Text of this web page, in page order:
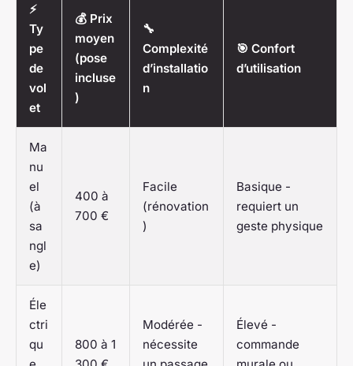
⚡
Ty
pe
de
vol
et
💰 Prix
moyen
(pose
incluse
)
🔧
Complexité
d’installatio
n
🎯 Confort
d’utilisation
Ma
nu
el
(à
sa
ngl
e)
400 à
700 €
Facile
(rénovation
)
Basique -
requiert un
geste physique
Éle
ctri
qu
800 à 1
Modérée -
nécessite
Élevé -
commande